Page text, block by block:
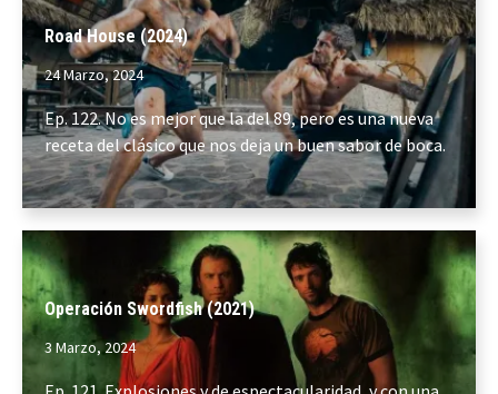
Road House (2024)
24 Marzo, 2024
Ep. 122. No es mejor que la del 89, pero es una nueva
receta del clásico que nos deja un buen sabor de boca.
Operación Swordfish (2021)
3 Marzo, 2024